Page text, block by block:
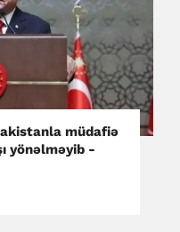
müdafiə
yönəlməyib -